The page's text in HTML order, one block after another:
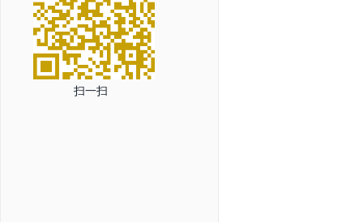
扫一扫